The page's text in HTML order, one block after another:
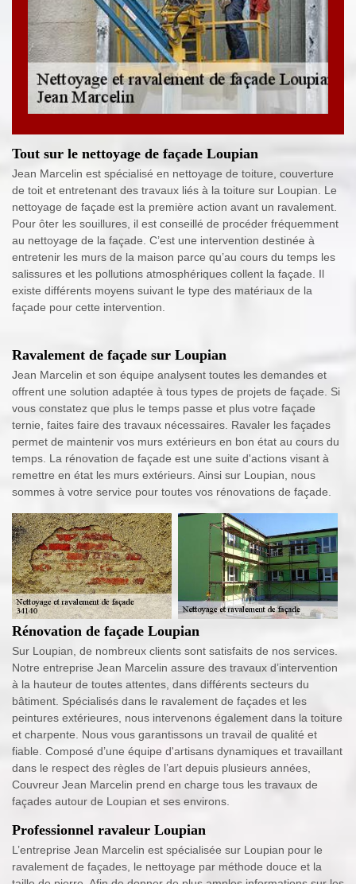
Tout sur le nettoyage de façade Loupian
Jean Marcelin est spécialisé en nettoyage de toiture, couverture
de toit et entretenant des travaux liés à la toiture sur Loupian. Le
nettoyage de façade est la première action avant un ravalement.
Pour ôter les souillures, il est conseillé de procéder fréquemment
au nettoyage de la façade. C’est une intervention destinée à
entretenir les murs de la maison parce qu’au cours du temps les
salissures et les pollutions atmosphériques collent la façade. Il
existe différents moyens suivant le type des matériaux de la
façade pour cette intervention.
Ravalement de façade sur Loupian
Jean Marcelin et son équipe analysent toutes les demandes et
offrent une solution adaptée à tous types de projets de façade. Si
vous constatez que plus le temps passe et plus votre façade
ternie, faites faire des travaux nécessaires. Ravaler les façades
permet de maintenir vos murs extérieurs en bon état au cours du
temps. La rénovation de façade est une suite d'actions visant à
remettre en état les murs extérieurs. Ainsi sur Loupian, nous
sommes à votre service pour toutes vos rénovations de façade.
Rénovation de façade Loupian
Sur Loupian, de nombreux clients sont satisfaits de nos services.
Notre entreprise Jean Marcelin assure des travaux d’intervention
à la hauteur de toutes attentes, dans différents secteurs du
bâtiment. Spécialisés dans le ravalement de façades et les
peintures extérieures, nous intervenons également dans la toiture
et charpente. Nous vous garantissons un travail de qualité et
fiable. Composé d’une équipe d'artisans dynamiques et travaillant
dans le respect des règles de l’art depuis plusieurs années,
Couvreur Jean Marcelin prend en charge tous les travaux de
façades autour de Loupian et ses environs.
Professionnel ravaleur Loupian
L’entreprise Jean Marcelin est spécialisée sur Loupian pour le
ravalement de façades, le nettoyage par méthode douce et la